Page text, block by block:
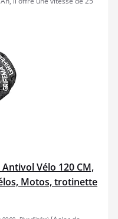
Antivol Vélo 120 CM,
Motos, trotinette